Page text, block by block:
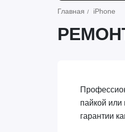
Главная iPhone
пайкой или
гарантии